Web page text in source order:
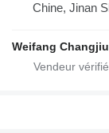
Chine, Jinan
Weifang